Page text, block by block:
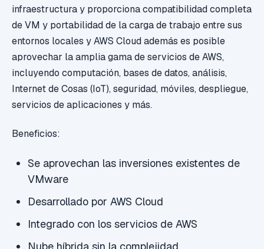
infraestructura y proporciona compatibilidad completa
de VM y portabilidad de la carga de trabajo entre sus
entornos locales y AWS Cloud además es posible
aprovechar la amplia gama de servicios de AWS,
incluyendo computación, bases de datos, análisis,
Internet de Cosas (IoT), seguridad, móviles, despliegue,
servicios de aplicaciones y más.
Beneficios:
Se aprovechan las inversiones existentes de
VMware
Desarrollado por AWS Cloud
Integrado con los servicios de AWS